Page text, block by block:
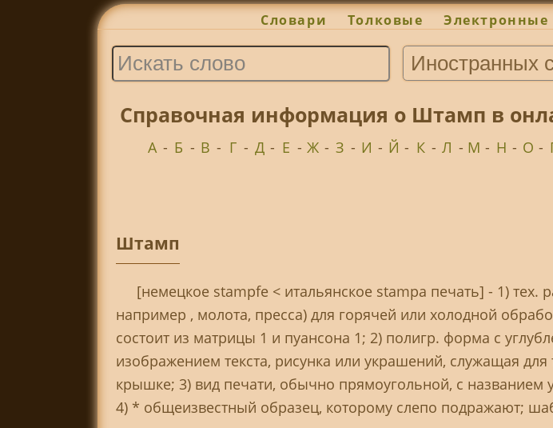
Словари Толковые Электронные
Справочная информация о Штамп в
А - Б - В - Г - Д - Е - Ж - З - И - Й - К - Л - М - Н - О -
Штамп
[немецкое stampfe < итальянское stampa печать] - 1) тех.
например , молота, пресса) для горячей или холодной
состоит из матрицы 1 и пуансона 1; 2) полигр. форма с
изображением текста, рисунка или украшений, служащая
крышке; 3) вид печати, обычно прямоугольной, с названием
4) * общеизвестный образец, которому слепо подражают;